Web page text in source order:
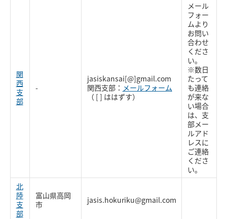
関
西
支
部
-
jasiskansai[@]gmail.com
関西支部： メールフォーム
（ [ ] ははずす）
メール
フォー
ムより
お問い
合わせ
くださ
い。
※数日
たって
も連絡
が来な
い場合
は、支
部メー
ルアド
レスに
ご連絡
くださ
い。
北
陸
支
部
富山県高岡
市
jasis.hokuriku@gmail.com